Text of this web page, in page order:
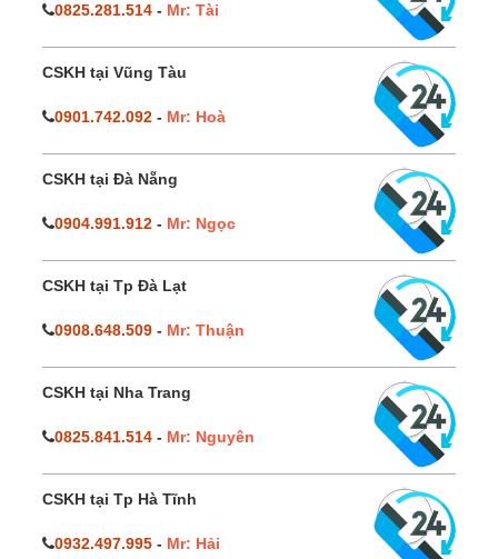
0825.281.514 - Mr: Tài
CSKH tại Vũng Tàu
0901.742.092 - Mr: Hoà
CSKH tại Đà Nẵng
0904.991.912 - Mr: Ngọc
CSKH tại Tp Đà Lạt
0908.648.509 - Mr: Thuận
CSKH tại Nha Trang
0825.841.514 - Mr: Nguyên
CSKH tại Tp Hà Tĩnh
0932.497.995 - Mr: Hải